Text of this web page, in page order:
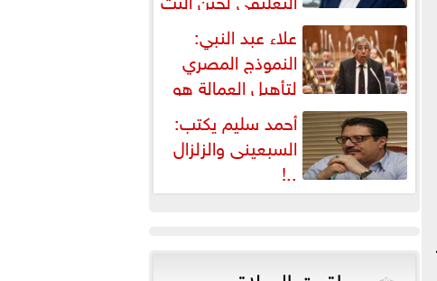
في الطعن على... علاء عبد النبي:
النموذج المصري
لتأهيل العمالة هو
البديل العملي والأمثل لأزمات...
أحمد سليم يكتب:
السبعينى والزلزال
..!